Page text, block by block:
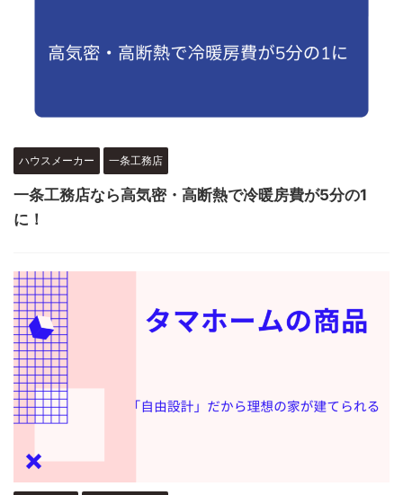
ハウスメーカー 一条工務店
一条工務店なら高気密・高断熱で冷暖房費が5分の1
に！